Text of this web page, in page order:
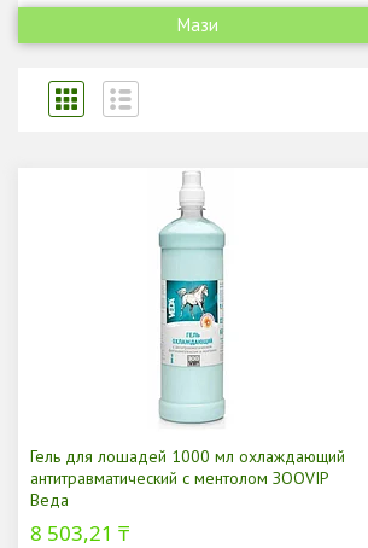
Мази
Гель для лошадей 1000 мл охлаждающий
антитравматический с ментолом ЗООVIP
Веда
8 503,21 ₸